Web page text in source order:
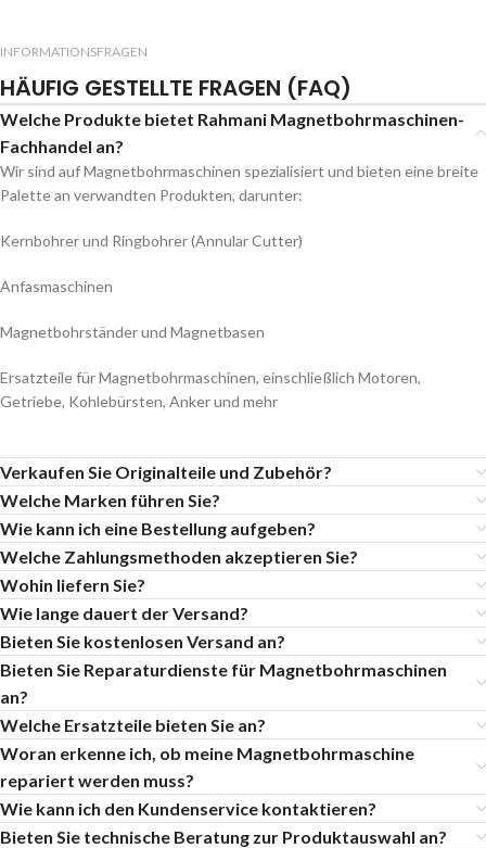
INFORMATIONSFRAGEN
HÄUFIG GESTELLTE FRAGEN (FAQ)
Welche Produkte bietet Rahmani Magnetbohrmaschinen-
Fachhandel an?
Wir sind auf Magnetbohrmaschinen spezialisiert und bieten eine breite
Palette an verwandten Produkten, darunter:
Kernbohrer und Ringbohrer (Annular Cutter)
Anfasmaschinen
Magnetbohrständer und Magnetbasen
Ersatzteile für Magnetbohrmaschinen, einschließlich Motoren,
Getriebe, Kohlebürsten, Anker und mehr
Verkaufen Sie Originalteile und Zubehör?
Welche Marken führen Sie?
Wie kann ich eine Bestellung aufgeben?
Welche Zahlungsmethoden akzeptieren Sie?
Wohin liefern Sie?
Wie lange dauert der Versand?
Bieten Sie kostenlosen Versand an?
Bieten Sie Reparaturdienste für Magnetbohrmaschinen
an?
Welche Ersatzteile bieten Sie an?
Woran erkenne ich, ob meine Magnetbohrmaschine
repariert werden muss?
Wie kann ich den Kundenservice kontaktieren?
Bieten Sie technische Beratung zur Produktauswahl an?